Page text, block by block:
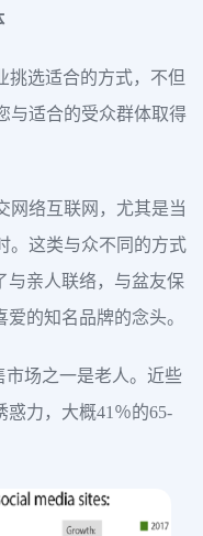
挑选适合的方式，不但
与适合的受众群体取得
网络互联网，尤其是当
。这类与众不同的方式
与亲人联络，与盆友保
的知名品牌的念头。
市场之一是老人。近些
力，大概41％的65-